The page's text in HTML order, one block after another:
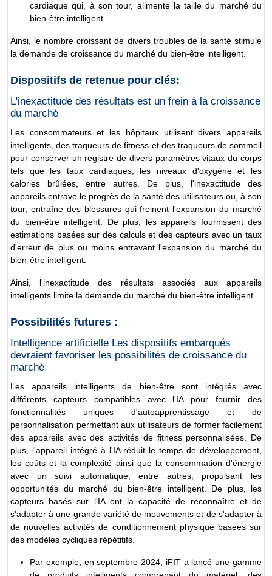
cardiaque qui, à son tour, alimente la taille du marché du
bien-être intelligent.
Ainsi, le nombre croissant de divers troubles de la santé stimule
la demande de croissance du marché du bien-être intelligent.
Dispositifs de retenue pour clés:
L'inexactitude des résultats est un frein à la croissance
du marché
Les consommateurs et les hôpitaux utilisent divers appareils
intelligents, des traqueurs de fitness et des traqueurs de sommeil
pour conserver un registre de divers paramètres vitaux du corps
tels que les taux cardiaques, les niveaux d'oxygène et les
calories brûlées, entre autres. De plus, l'inexactitude des
appareils entrave le progrès de la santé des utilisateurs ou, à son
tour, entraîne des blessures qui freinent l'expansion du marché
du bien-être intelligent. De plus, les appareils fournissent des
estimations basées sur des calculs et des capteurs avec un taux
d'erreur de plus ou moins entravant l'expansion du marché du
bien-être intelligent.
Ainsi, l'inexactitude des résultats associés aux appareils
intelligents limite la demande du marché du bien-être intelligent.
Possibilités futures :
Intelligence artificielle Les dispositifs embarqués
devraient favoriser les possibilités de croissance du
marché
Les appareils intelligents de bien-être sont intégrés avec
différents capteurs compatibles avec l'IA pour fournir des
fonctionnalités uniques d'autoapprentissage et de
personnalisation permettant aux utilisateurs de former facilement
des appareils avec des activités de fitness personnalisées. De
plus, l'appareil intégré à l'IA réduit le temps de développement,
les coûts et la complexité ainsi que la consommation d'énergie
avec un suivi automatique, entre autres, propulsant les
opportunités du marché du bien-être intelligent. De plus, les
capteurs basés sur l'IA ont la capacité de reconnaître et de
s'adapter à une grande variété de mouvements et de s'adapter à
de nouvelles activités de conditionnement physique basées sur
des modèles cycliques répétitifs.
Par exemple, en septembre 2024, iFIT a lancé une gamme